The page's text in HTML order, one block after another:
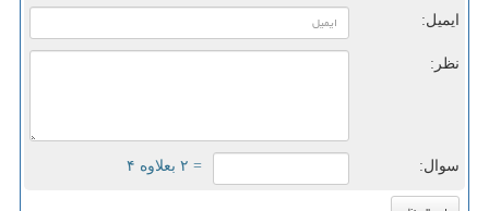
ایمیل:
نظر:
سوال: = ۲ بعلاوه ۴